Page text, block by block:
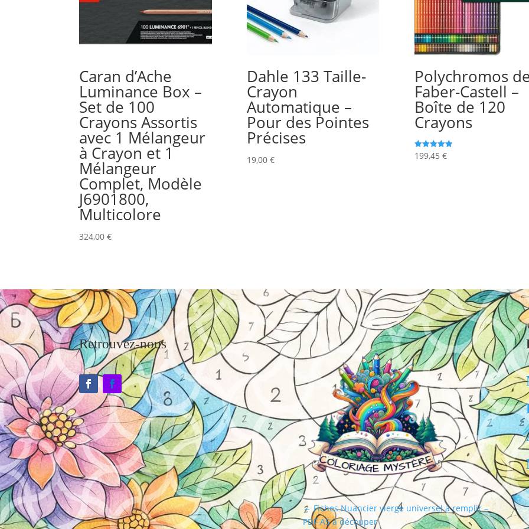
Caran d’Ache
Luminance Box –
Set de 100
Crayons Assortis
avec 1 Mélangeur
à Crayon et 1
Mélangeur
Complet, Modèle
J6901800,
Multicolore
324,00€
Dahle 133 Taille-
Crayon
Automatique –
Pour des Pointes
Précises
19,00 €
Polychromos
Faber-Castell –
Boîte de 120
Crayons
Note
5.00
199,45 €
Retrouvez-nous
←Fiches Nuancier vierge universel à remplir –
PDF A5 à découper